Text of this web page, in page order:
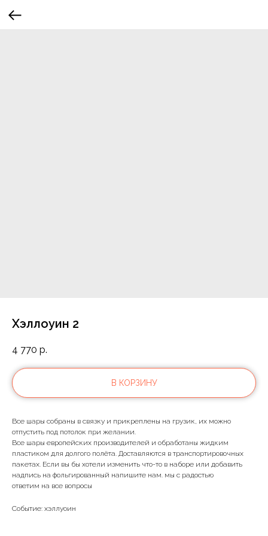
Хэллоуин 2
4 770 р.
В КОРЗИНУ
Все шары собраны в связку и прикреплены на грузик, их можно
отпустить под потолок при желании.
Все шары европейских производителей и обработаны жидким
пластиком для долгого полёта. Доставляются в транспортировочных
пакетах. Если вы бы хотели изменить что-то в наборе или добавить
надпись на фольгированный напишите нам. мы с радостью
ответим на все вопросы
Событие: хэллуоин